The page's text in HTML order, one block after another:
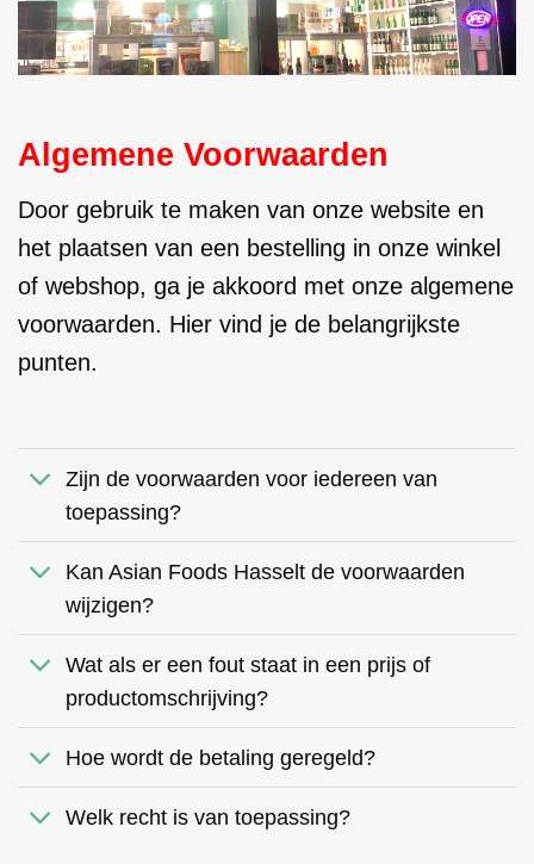
Algemene Voorwaarden
Door gebruik te maken van onze website en
het plaatsen van een bestelling in onze winkel
of webshop, ga je akkoord met onze algemene
voorwaarden. Hier vind je de belangrijkste
punten.
Zijn de voorwaarden voor iedereen van
toepassing?
Kan Asian Foods Hasselt de voorwaarden
wijzigen?
Wat als er een fout staat in een prijs of
productomschrijving?
Hoe wordt de betaling geregeld?
Welk recht is van toepassing?